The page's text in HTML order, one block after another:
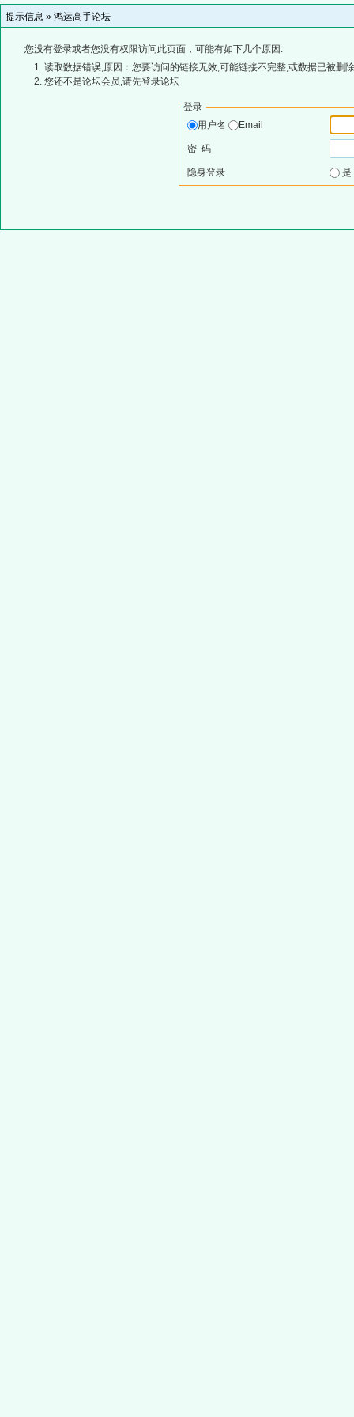
提示信息 » 鸿运高手论坛
您没有登录或者您没有权限访问此页面，可能有如下几个原因:
读取数据错误,原因：您要访问的链接无效,可能链接不完整,或数据已被删
您还不是论坛会员,请先登录论坛
登录
用户名
Email
密 码
隐身登录